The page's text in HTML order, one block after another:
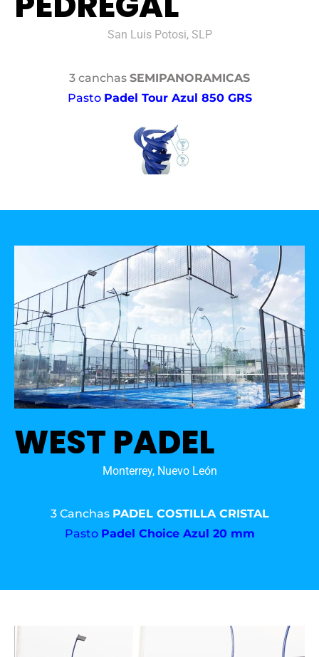
San Luis Potosi, SLP
3 canchas SEMIPANORAMICAS
Pasto Padel Tour Azul 850 GRS
WEST PADEL
Monterrey, Nuevo León
3 Canchas PADEL COSTILLA CRISTAL
Pasto Padel Choice Azul 20 mm